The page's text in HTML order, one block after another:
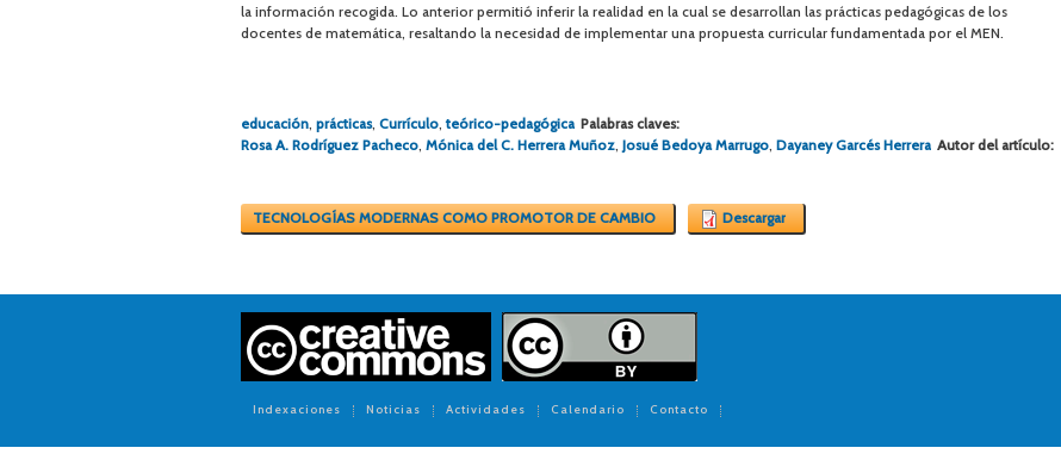
la información recogida. Lo anterior permitió inferir la realidad en la cual se desarrollan las prácticas pedagógicas de los
docentes de matemática, resaltando la necesidad de implementar una propuesta curricular fundamentada por el MEN.
Palabras claves:
educación, prácticas, Currículo,teórico-pedagógica
Autor del artículo:
Rosa A. Rodríguez Pacheco, Mónica del C. Herrera Muñoz, Josué Bedoya Marrugo, Dayaney Garcés Herrera
TECNOLOGÍAS MODERNAS COMO PROMOTOR DE CAMBIO Descargar
Indexaciones Noticias Actividades Calendario Contacto